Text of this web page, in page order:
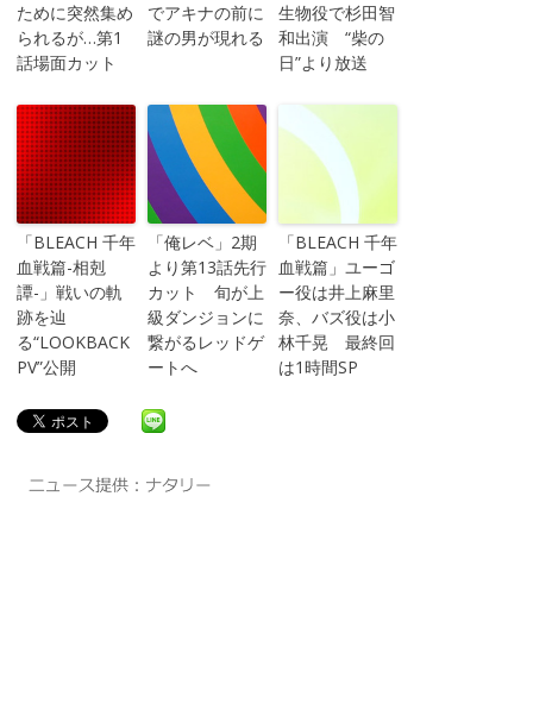
ために突然集め
られるが…第1
話場面カット
でアキナの前に
謎の男が現れる
生物役で杉田智
和出演 “柴の
日”より放送
「BLEACH 千年
血戦篇-相剋
譚-」戦いの軌
跡を辿
る“LOOKBACK
PV”公開
「俺レベ」2期
より第13話先行
カット 旬が上
級ダンジョンに
繋がるレッドゲ
ートへ
「BLEACH 千年
血戦篇」ユーゴ
ー役は井上麻里
奈、バズ役は小
林千晃 最終回
は1時間SP